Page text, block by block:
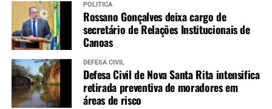
POLÍTICA
Rossano Gonçalves deixa cargo de
secretário de Relações Institucionais de
Canoas
DEFESA CIVIL
Defesa Civil de Nova Santa Rita intensifica
retirada preventiva de moradores em
áreas de risco